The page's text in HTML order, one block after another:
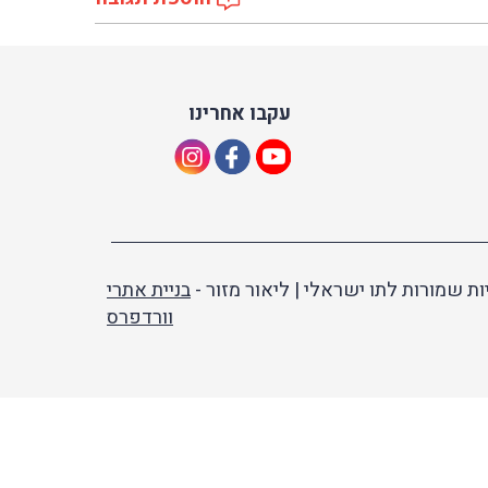
עקבו אחרינו
שמורות לתו ישראלי | ליאור מזור -בניית אתרי
וורדפרס